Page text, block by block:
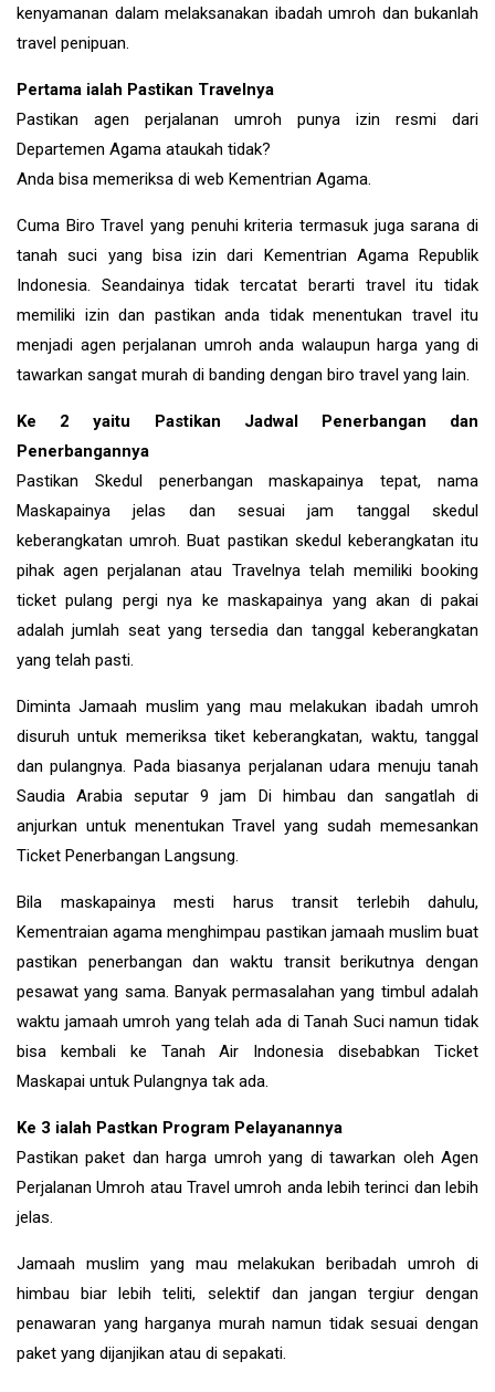
kenyamanan dalam melaksanakan ibadah umroh dan bukanlah
travel penipuan.
Pertama ialah Pastikan Travelnya
Pastikan agen perjalanan umroh punya izin resmi dari
Departemen Agama ataukah tidak?
Anda bisa memeriksa di web Kementrian Agama.
Cuma Biro Travel yang penuhi kriteria termasuk juga sarana di
tanah suci yang bisa izin dari Kementrian Agama Republik
Indonesia. Seandainya tidak tercatat berarti travel itu tidak
memiliki izin dan pastikan anda tidak menentukan travel itu
menjadi agen perjalanan umroh anda walaupun harga yang di
tawarkan sangat murah di banding dengan biro travel yang lain.
Ke 2 yaitu Pastikan Jadwal Penerbangan dan
Penerbangannya
Pastikan Skedul penerbangan maskapainya tepat, nama
Maskapainya jelas dan sesuai jam tanggal skedul
keberangkatan umroh. Buat pastikan skedul keberangkatan itu
pihak agen perjalanan atau Travelnya telah memiliki booking
ticket pulang pergi nya ke maskapainya yang akan di pakai
adalah jumlah seat yang tersedia dan tanggal keberangkatan
yang telah pasti.
Diminta Jamaah muslim yang mau melakukan ibadah umroh
disuruh untuk memeriksa tiket keberangkatan, waktu, tanggal
dan pulangnya. Pada biasanya perjalanan udara menuju tanah
Saudia Arabia seputar 9 jam Di himbau dan sangatlah di
anjurkan untuk menentukan Travel yang sudah memesankan
Ticket Penerbangan Langsung.
Bila maskapainya mesti harus transit terlebih dahulu,
Kementraian agama menghimpau pastikan jamaah muslim buat
pastikan penerbangan dan waktu transit berikutnya dengan
pesawat yang sama. Banyak permasalahan yang timbul adalah
waktu jamaah umroh yang telah ada di Tanah Suci namun tidak
bisa kembali ke Tanah Air Indonesia disebabkan Ticket
Maskapai untuk Pulangnya tak ada.
Ke 3 ialah Pastkan Program Pelayanannya
Pastikan paket dan harga umroh yang di tawarkan oleh Agen
Perjalanan Umroh atau Travel umroh anda lebih terinci dan lebih
jelas.
Jamaah muslim yang mau melakukan beribadah umroh di
himbau biar lebih teliti, selektif dan jangan tergiur dengan
penawaran yang harganya murah namun tidak sesuai dengan
paket yang dijanjikan atau di sepakati.